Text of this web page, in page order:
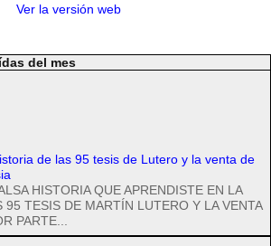
Ver la versión web
del mes
de las 95 tesis de Lutero y la venta de
HISTORIA QUE APRENDISTE EN LA
95 TESIS DE MARTÍN LUTERO Y LA VENTA
PARTE...